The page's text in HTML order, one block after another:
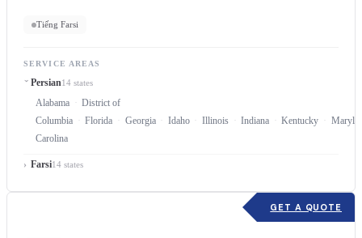
Tiếng Farsi
SERVICE AREAS
Persian14 states
Alabama
District of
Columbia
Florida Georgia Idaho Illinois Indiana Kentucky
Carolina
Farsi14 states
GET A QUOTE